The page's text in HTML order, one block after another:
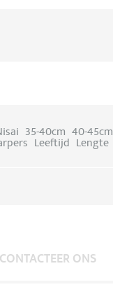
35-40cm 40-45cm
Leeftijd Lengte
CONTACTEER ONS